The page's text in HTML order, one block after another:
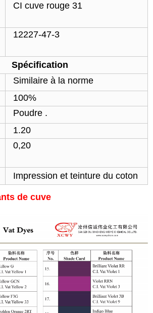
CI cuve rouge 31
12227-47-3
Spécification
Similaire à la norme
100%
Poudre .
1.20
0,20
Impression et teinture du coton
de cuve